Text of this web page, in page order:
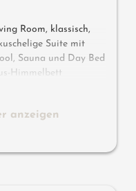
Room, klassisch,
Suite mit
Sauna und Day Bed
Himmelbett
System 210 cm
Bar mit Wein-,
anzeigen